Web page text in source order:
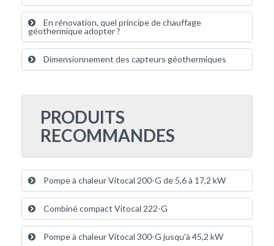
En rénovation, quel principe de chauffage
géothermique adopter ?
Dimensionnement des capteurs géothermiques
PRODUITS
RECOMMANDES
Pompe à chaleur Vitocal 200-G de 5,6 à 17,2 kW
Combiné compact Vitocal 222-G
Pompe à chaleur Vitocal 300-G jusqu'à 45,2 kW